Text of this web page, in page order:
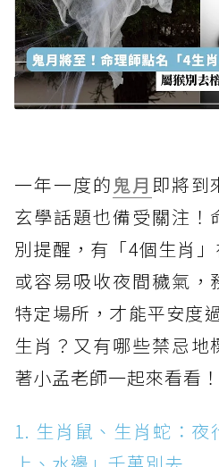
一年一度的鬼月 即將到
玄學話題也備受關注！
別提醒，有「4個生肖
或容易吸收夜間穢氣，
特定場所，才能平安度
生肖？又有哪些禁忌地
著小孟老師一起來看看！
1. 生肖鼠、生肖蛇：